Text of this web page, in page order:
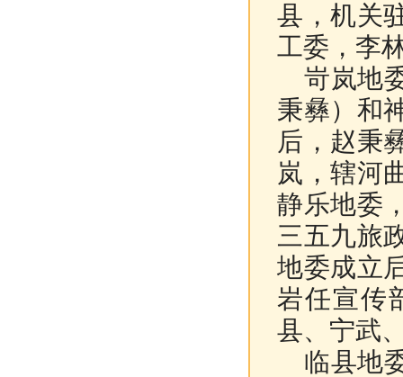
县，机关
工委，李
岢岚地
秉彝）和
后，赵秉
岚，辖河
静乐地委
三五九旅
地委成立
岩任宣传
县、宁武
临县地